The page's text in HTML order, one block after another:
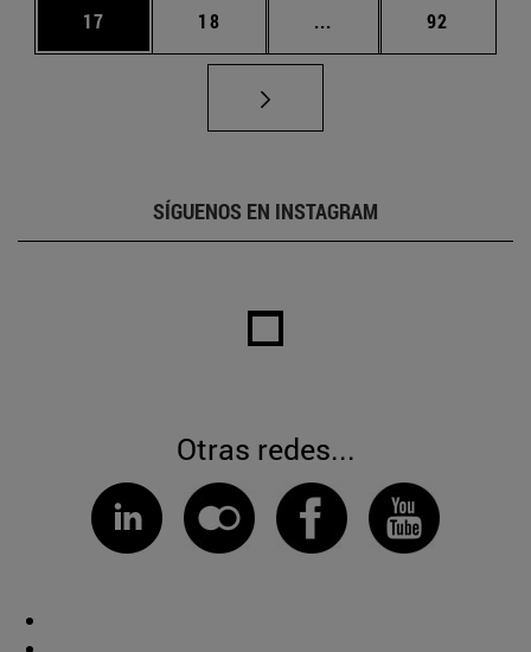
Página
17 Página
18 ... Páginas intermedias
Página
92
SÍGUENOS EN INSTAGRAM
Otras redes...